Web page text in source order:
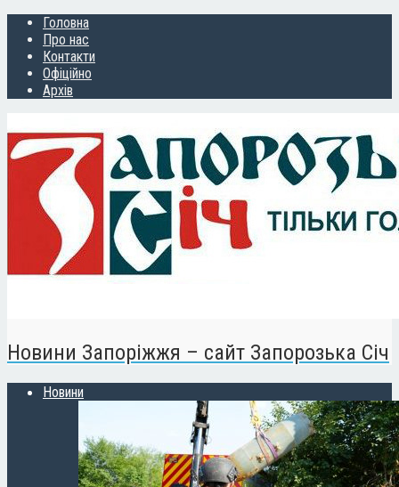
Головна
Про нас
Контакти
Офіційно
Архів
Новини Запоріжжя – сайт Запорозька Січ
Новини